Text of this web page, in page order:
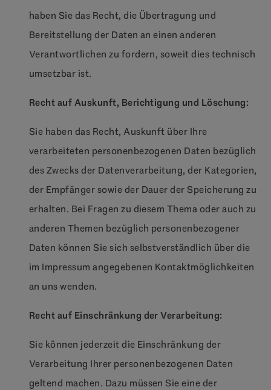
haben Sie das Recht, die Übertragung und
Bereitstellung der Daten an einen anderen
Verantwortlichen zu fordern, soweit dies technisch
umsetzbar ist.
Recht auf Auskunft, Berichtigung und Löschung:
Sie haben das Recht, Auskunft über Ihre
verarbeiteten personenbezogenen Daten bezüglich
des Zwecks der Datenverarbeitung, der Kategorien,
der Empfänger sowie der Dauer der Speicherung zu
erhalten. Bei Fragen zu diesem Thema oder auch zu
anderen Themen bezüglich personenbezogener
Daten können Sie sich selbstverständlich über die
im Impressum angegebenen Kontaktmöglichkeiten
an uns wenden.
Recht auf Einschränkung der Verarbeitung:
Sie können jederzeit die Einschränkung der
Verarbeitung Ihrer personenbezogenen Daten
geltend machen. Dazu müssen Sie eine der